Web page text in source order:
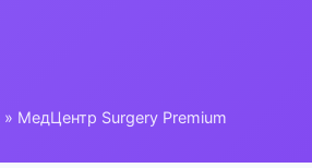
» МедЦентр Surgery Premium